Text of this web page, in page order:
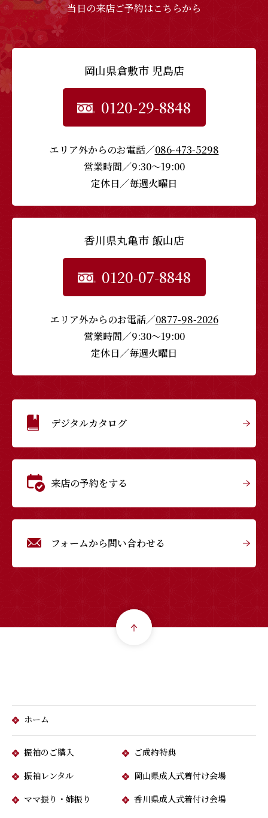
当日の来店ご予約はこちらから
岡山県倉敷市 児島店
0120-29-8848
エリア外からのお電話／086-473-5298
営業時間／9:30〜19:00
定休日／毎週火曜日
香川県丸亀市 飯山店
0120-07-8848
エリア外からのお電話／0877-98-2026
営業時間／9:30〜19:00
定休日／毎週火曜日
デジタルカタログ
来店の予約をする
フォームから問い合わせる
ホーム
振袖のご購入
ご成約特典
振袖レンタル
岡山県成人式着付け会場
ママ振り・姉振り
香川県成人式着付け会場